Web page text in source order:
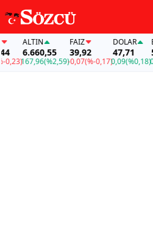
ALTIN
6.660,55
167,96(%2,59)
FAİZ
39,92
-0,07(%-0,17)
DOLAR
47,71
0,09(%0,18)